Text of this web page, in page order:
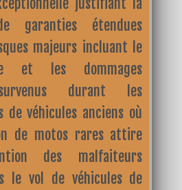
justifiant la
garanties étendues
majeurs incluant le
et les dommages
durant les
de véhicules anciens où
de motos rares attire
des malfaiteurs
le vol de véhicules de